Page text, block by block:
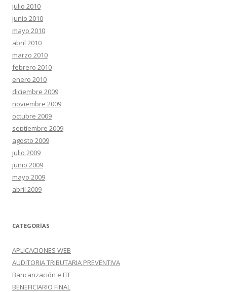
julio 2010
junio 2010
mayo 2010
abril 2010
marzo 2010
febrero 2010
enero 2010
diciembre 2009
noviembre 2009
octubre 2009
septiembre 2009
agosto 2009
julio 2009
junio 2009
mayo 2009
abril 2009
CATEGORÍAS
APLICACIONES WEB
AUDITORIA TRIBUTARIA PREVENTIVA
Bancarización e ITF
BENEFICIARIO FINAL